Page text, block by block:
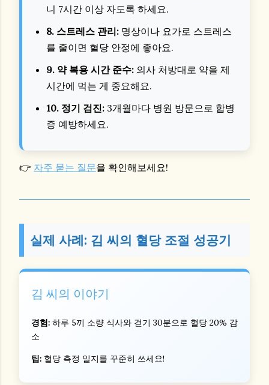
니 7시간 이상 자도록 하세요.
8. 스트레스 관리: 명상이나 요가로 스트레스
를 줄이면 혈당 안정에 좋아요.
9. 약 복용 시간 준수: 의사 처방대로 약을 제
시간에 먹는 게 중요해요.
10. 정기 검진: 3개월마다 병원 방문으로 합병
증 예방하세요.
👉 자주 묻는 질문을 확인해보세요!
실제 사례: 김 씨의 혈당 조절 성공기
김 씨의 이야기
경험: 하루 5끼 소량 식사와 걷기 30분으로 혈당 20% 감
소
팁: 혈당 측정 일지를 꾸준히 쓰세요!